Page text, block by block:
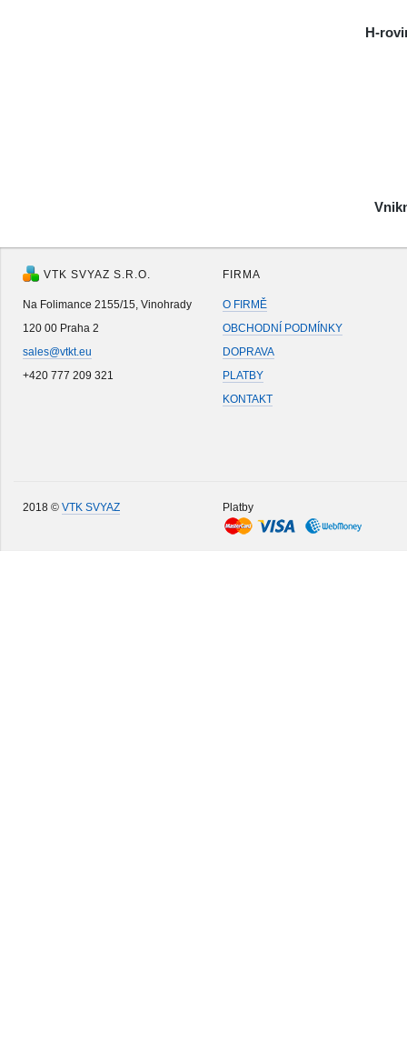
H-
VTK SVYAZ S.R.O.
Na Folimance 2155/15, Vinohrady
120 00 Praha 2
sales@vtkt.eu
+420 777 209 321
FIRMA
O FIRMĚ
OBCHODNÍ PODMÍNKY
DOPRAVA
PLATBY
KONTAKT
2018 © VTK SVYAZ Platby